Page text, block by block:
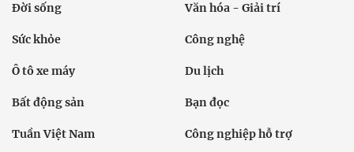
Đời sống Văn hóa - Giải trí
Sức khỏe Công nghệ
Ô tô xe máy Du lịch
Bất động sản Bạn đọc
Tuần Việt Nam Công nghiệp hỗ trợ